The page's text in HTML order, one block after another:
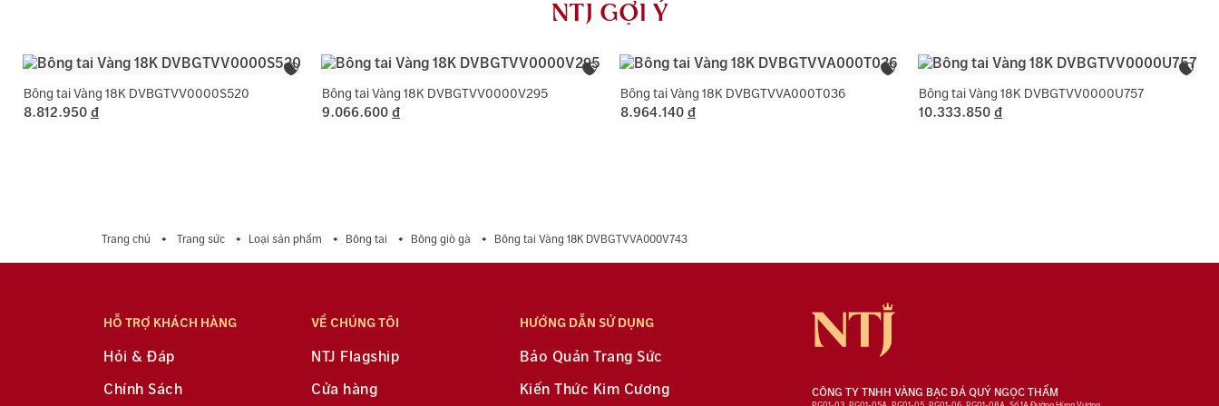
NTJ GỢI Ý
Bông tai Vàng 18K DVBGTVV0000S520
8.812.950 đ
Bông tai Vàng 18K DVBGTVV0000V295
9.066.600 đ
Bông tai Vàng 18K DVBGTVVA000T036
8.964.140 đ
Bông tai Vàng 18K DVBGTVV0000U757
10.333.850 đ
Trang chủ Trang sức Loại sản phẩm Bông tai Bông giò gà Bông tai Vàng 18K DVBGTVVA000V743
HỖ TRỢ KHÁCH HÀNG
Hỏi & Đáp
Chính Sách
VỀ CHÚNG TÔI
NTJ Flagship
Cửa hàng
HƯỚNG DẪN SỬ DỤNG
Bảo Quản Trang Sức
Kiến Thức Kim Cương
CÔNG TY TNHH VÀNG BẠC ĐÁ QUÝ NGỌC THẨM